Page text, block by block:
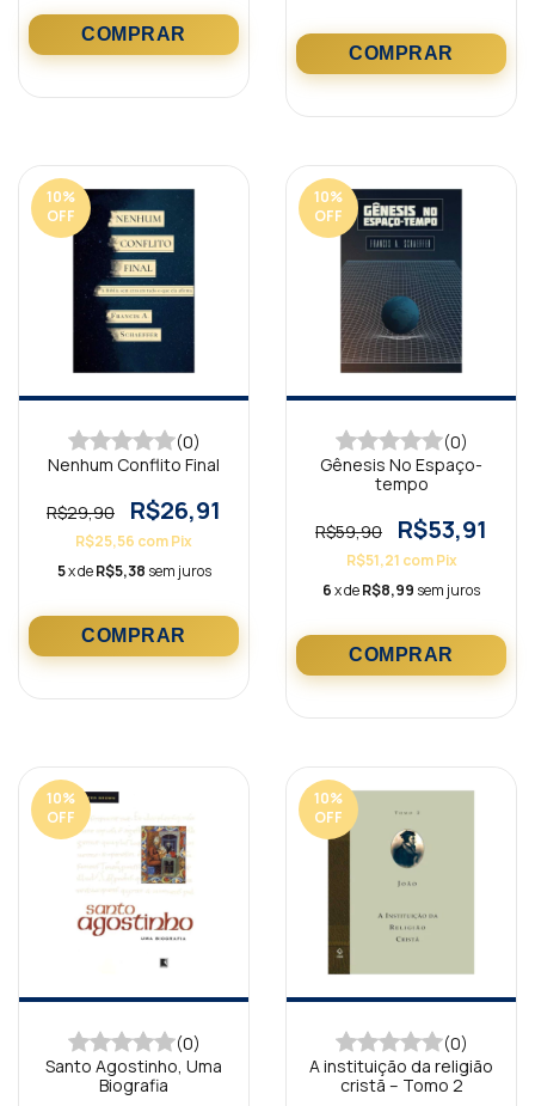
10%
OFF
(0)
Nenhum Conflito Final
R$29,90 R$26,91
R$25,56 comPix
5x deR$5,38 sem juros
10%
OFF
(0)
Gênesis No Espaço-
tempo
R$59,90 R$53,91
R$51,21 com Pix
6x deR$8,99 sem juros
10%
OFF
(0)
Santo Agostinho, Uma
Biografia
10%
OFF
(0)
A instituição da religião
cristã – Tomo 2